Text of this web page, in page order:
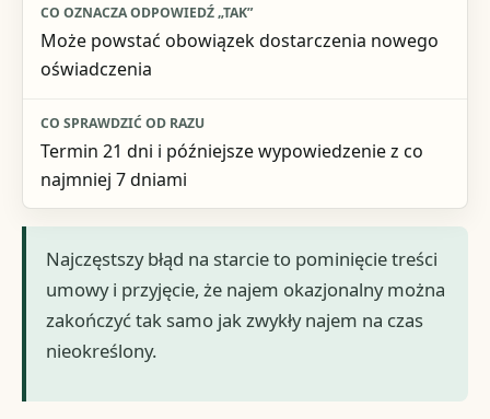
Może powstać obowiązek dostarczenia nowego
oświadczenia
Termin 21 dni i późniejsze wypowiedzenie z co
najmniej 7 dniami
Najczęstszy błąd na starcie to pominięcie treści
umowy i przyjęcie, że najem okazjonalny można
zakończyć tak samo jak zwykły najem na czas
nieokreślony.